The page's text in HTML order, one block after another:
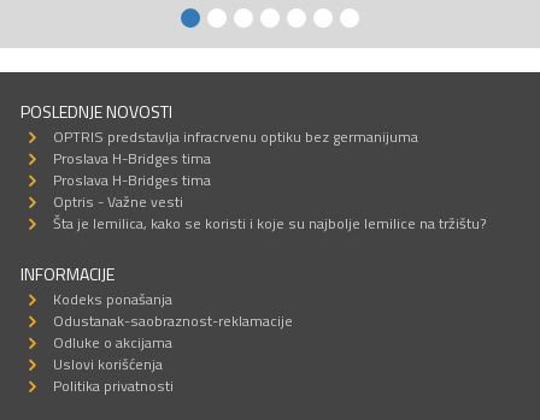
POSLEDNJE NOVOSTI
OPTRIS predstavlja infracrvenu optiku bez germanijuma
Proslava H-Bridges tima
Proslava H-Bridges tima
Optris - Važne vesti
Šta je lemilica, kako se koristi i koje su najbolje lemilice na tržištu?
INFORMACIJE
Kodeks ponašanja
Odustanak-saobraznost-reklamacije
Odluke o akcijama
Uslovi korišćenja
Politika privatnosti